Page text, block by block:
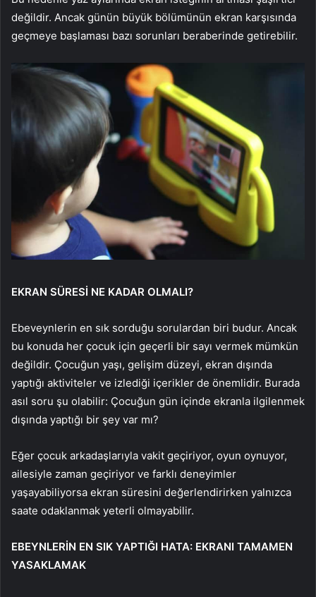
değildir. Ancak günün büyük bölümünün ekran karşısında
geçmeye başlaması bazı sorunları beraberinde getirebilir.
EKRAN SÜRESİ NE KADAR OLMALI?
Ebeveynlerin en sık sorduğu sorulardan biri budur. Ancak
bu konuda her çocuk için geçerli bir sayı vermek mümkün
değildir. Çocuğun yaşı, gelişim düzeyi, ekran dışında
yaptığı aktiviteler ve izlediği içerikler de önemlidir. Burada
asıl soru şu olabilir: Çocuğun gün içinde ekranla ilgilenmek
dışında yaptığı bir şey var mı?
Eğer çocuk arkadaşlarıyla vakit geçiriyor, oyun oynuyor,
ailesiyle zaman geçiriyor ve farklı deneyimler
yaşayabiliyorsa ekran süresini değerlendirirken yalnızca
saate odaklanmak yeterli olmayabilir.
EBEYNLERİN EN SIK YAPTIĞI HATA: EKRANI TAMAMEN
YASAKLAMAK